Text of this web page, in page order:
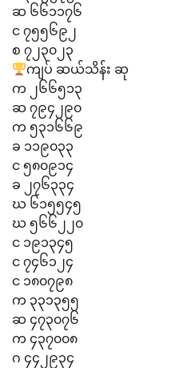
ဆ ၆၆၁၁၇၆
င ၇၅၅၆၉၂
စ ၇၂၃၀၂၃
ကျပ် ဆယ်သိန်း ဆု
က ၂၆၆၅၁၃
ဆ ၇၉၄၂၉၀
က ၅၃၁၆၆၉
ခ ၁၁၉၀၃၃
င ၅၈၀၉၁၄
ခ ၂၇၆၃၃၄
ဃ ၆၁၅၅၄၅
ဃ ၅၆၆၂၂၀
င ၁၉၁၃၄၅
င ၇၄၆၁၂၄
င ၁၈၀၇၉၈
က ၃၃၁၃၅၅
ဆ ၄၇၃၀၇၆
က ၄၃၇၀၀၈
ဂ ၄၄၂၉၃၄